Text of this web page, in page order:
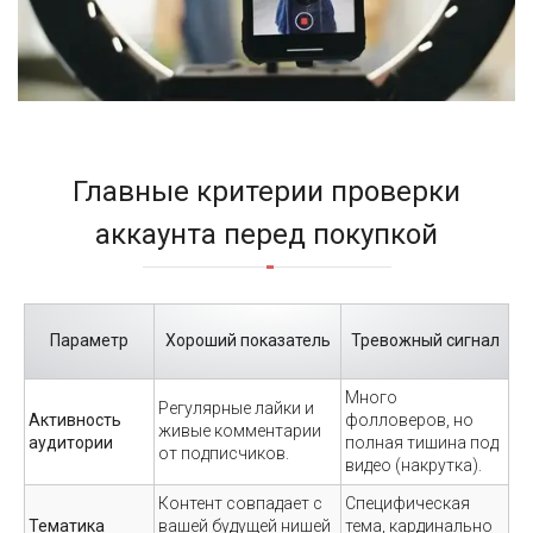
Главные критерии проверки
аккаунта перед покупкой
Параметр Хороший показатель Тревожный сигнал
Активность
аудитории
Регулярные лайки и
живые комментарии
от подписчиков.
Много
фолловеров, но
полная тишина под
видео (накрутка).
Тематика
Контент совпадает с
вашей будущей нишей
Специфическая
тема, кардинально